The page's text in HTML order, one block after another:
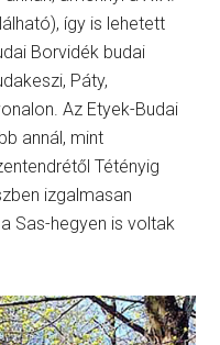
így is lehetett
Borvidék budai
Páty,
Az Etyek-Budai
annál, mint
Tétényig
izgalmasan
Sas-hegyen is voltak